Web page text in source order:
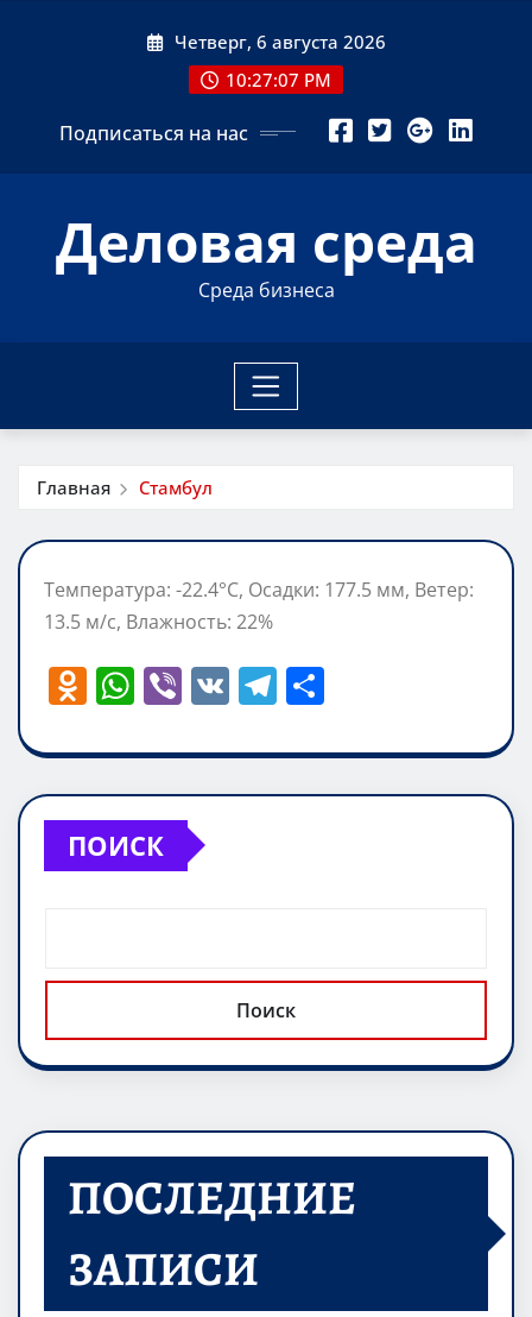
Четверг, 6 августа 2026
10:27:08 PM
Подписаться на нас
Деловая среда
Среда бизнеса
Главная Стамбул
Температура: -22.4°C, Осадки: 177.5 мм, Ветер:
13.5 м/с, Влажность: 22%
O
n
o
kl
a
ki
W
at
s
A
p
Vi
er
V T
e
gr
п
р
ь
ПОИСК
Поиск
ПОСЛЕДНИЕ
ЗАПИСИ